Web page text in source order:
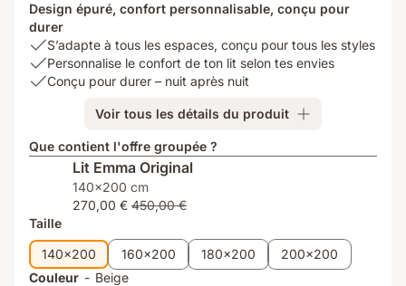
Design épuré, confort personnalisable, conçu pour
durer
USP
1:
S’adapte
espaces,
les
styles
S’adapte à tous les espaces, conçu pour tous les styles
USP
2:
de
tes
envies
Personnalise le confort de ton lit selon tes envies
USP
durer
nuit
Conçu pour durer – nuit après nuit
Voir tous les détails du produit
Que contient l'offre groupée ?
Lit Emma Original
140x200 cm
270,00 € 450,00 €
Taille
140x200
160x200 180x200
200x200
Couleur - Beige